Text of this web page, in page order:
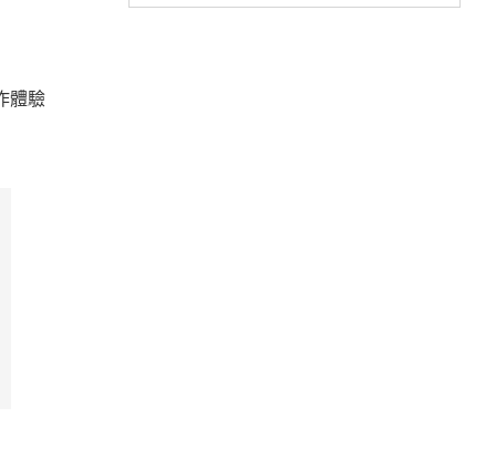
體驗